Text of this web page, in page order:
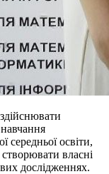
середньої освіти,
власні
дослідженнях.